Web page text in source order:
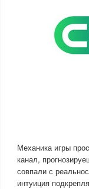
Механика игры
канал,
совпали с
интуиция